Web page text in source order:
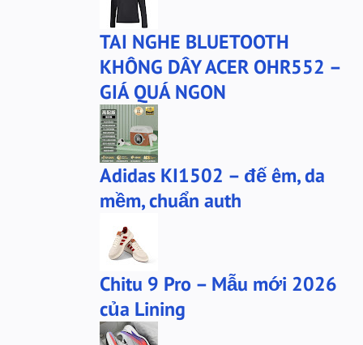
bộ xtep
mũ
mũ lining
phu-kien-sale
puma
puma chính hãng
quần puma
sale
san-sale
tai nghe
tai-nghe
thanh lý
túi đeo chéo
tất nanjiren
Áo khoác 361
áo anta
áo cartelo
áo khoác adidas
TAI NGHE BLUETOOTH
KHÔNG DÂY ACER OHR552 –
GIÁ QUÁ NGON
Adidas KI1502 – đế êm, da
mềm, chuẩn auth
Chitu 9 Pro – Mẫu mới 2026
của Lining